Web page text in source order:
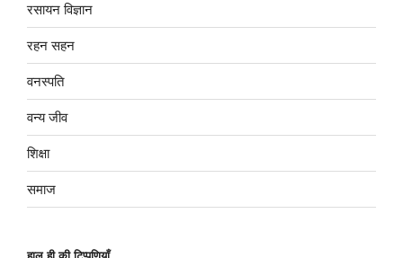
रसायन विज्ञान
रहन सहन
वनस्पति
वन्य जीव
शिक्षा
समाज